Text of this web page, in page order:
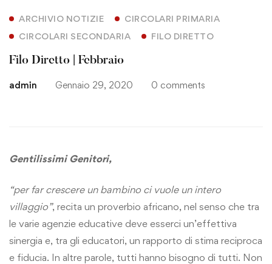
ARCHIVIO NOTIZIE
CIRCOLARI PRIMARIA
CIRCOLARI SECONDARIA
FILO DIRETTO
Filo Diretto | Febbraio
admin Gennaio 29, 2020 0 comments
Gentilissimi Genitori,
“per far crescere un bambino ci vuole un intero
villaggio”, recita un proverbio africano, nel senso che tra
le varie agenzie educative deve esserci un’effettiva
sinergia e, tra gli educatori, un rapporto di stima reciproca
e fiducia. In altre parole, tutti hanno bisogno di tutti. Non